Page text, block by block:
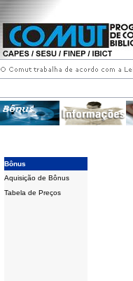
Bônus
Aquisição de Bônus
Tabela de Preços